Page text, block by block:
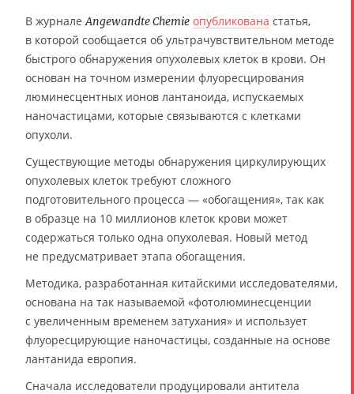
В журнале Angewandte Chemie опубликована статья,
в которой сообщается об ультрачувствительном методе
быстрого обнаружения опухолевых клеток в крови. Он
основан на точном измерении флуоресцирования
люминесцентных ионов лантаноида, испускаемых
наночастицами, которые связываются с клетками
опухоли.
Существующие методы обнаружения циркулирующих
опухолевых клеток требуют сложного
подготовительного процесса — «обогащения», так как
в образце на 10 миллионов клеток крови может
содержаться только одна опухолевая. Новый метод
не предусматривает этапа обогащения.
Методика, разработанная китайскими исследователями,
основана на так называемой «фотолюминесценции
с увеличенным временем затухания» и использует
флуоресцирующие наночастицы, созданные на основе
лантанида европия.
Сначала исследователи продуцировали антитела